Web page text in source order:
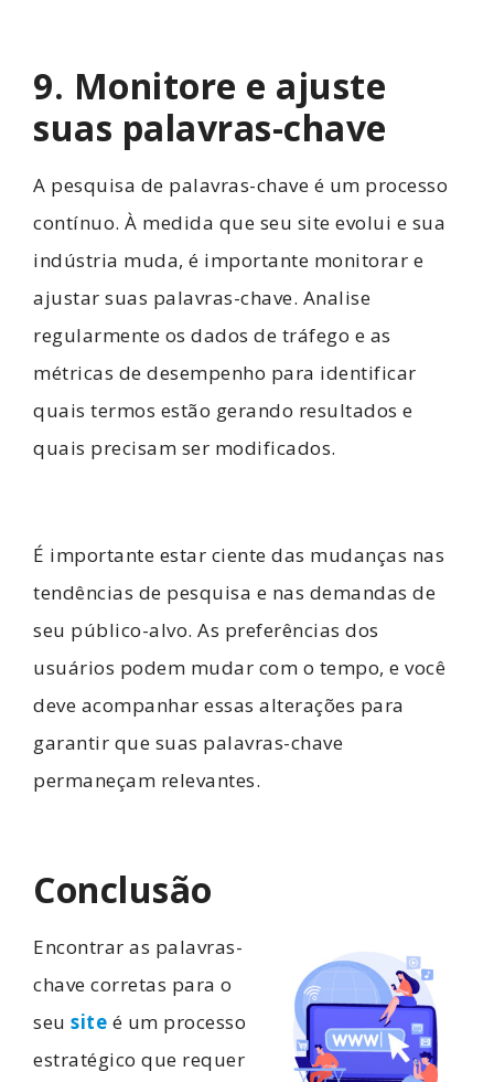
9. Monitore e ajuste
suas palavras-chave
A pesquisa de palavras-chave é um processo
contínuo. À medida que seu site evolui e sua
indústria muda, é importante monitorar e
ajustar suas palavras-chave. Analise
regularmente os dados de tráfego e as
métricas de desempenho para identificar
quais termos estão gerando resultados e
quais precisam ser modificados.
É importante estar ciente das mudanças nas
tendências de pesquisa e nas demandas de
seu público-alvo. As preferências dos
usuários podem mudar com o tempo, e você
deve acompanhar essas alterações para
garantir que suas palavras-chave
permaneçam relevantes.
Conclusão
Encontrar as palavras-
chave corretas para o
seu site é um processo
estratégico que requer